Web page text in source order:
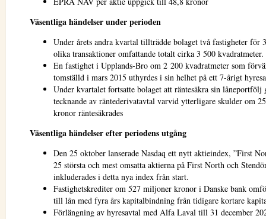
Väsentliga händelser under perioden
Under årets andra kvartal tillträdde bolaget två fastigheter för
olika transaktioner omfattande totalt cirka 3 500 kvadratmeter.
En fastighet i Upplands-Bro om 2 200 kvadratmeter som
tomställd i mars 2015 uthyrdes i sin helhet på ett 7-årigt
Under kvartalet fortsatte bolaget att räntesäkra sin låneportfölj
tecknande av räntederivatavtal varvid ytterligare skulder om
kronor räntesäkrades
Väsentliga händelser efter periodens utgång
Den 25 oktober lanserade Nasdaq ett nytt aktieindex, ”First
25 största och mest omsatta aktierna på First North och
inkluderades i detta nya index från start.
Fastighetskrediter om 527 miljoner kronor i Danske bank
till lån med fyra års kapitalbindning från tidigare kortare
Förlängning av hyresavtal med Alfa Laval till 31 december